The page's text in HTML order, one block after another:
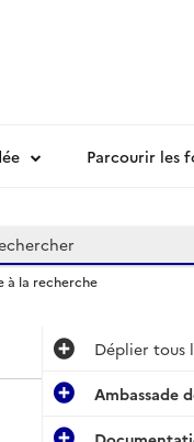
Parcourir les
à la recherche
Déplier tous
Ambassade